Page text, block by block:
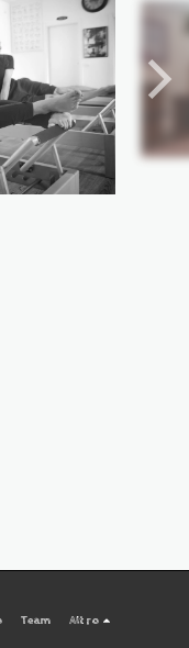
Team Altro